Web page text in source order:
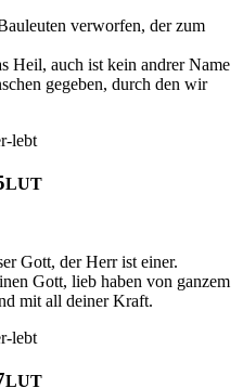
verworfen, der zum
Heil, auch ist kein andrer Name
gegeben, durch den wir
lebt
LUT
Gott, der Herr ist einer.
Gott, lieb haben von ganzem
mit all deiner Kraft.
lebt
LUT